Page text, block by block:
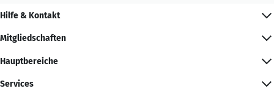
Hilfe & Kontakt
Mitgliedschaften
Hauptbereiche
Services